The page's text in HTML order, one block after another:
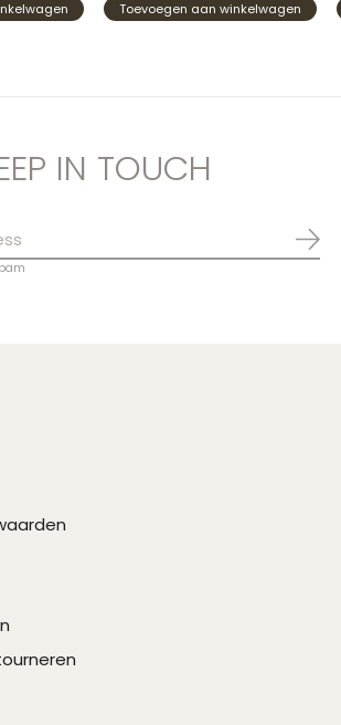
Toevoegen aan winkelwagen
IN TOUCH